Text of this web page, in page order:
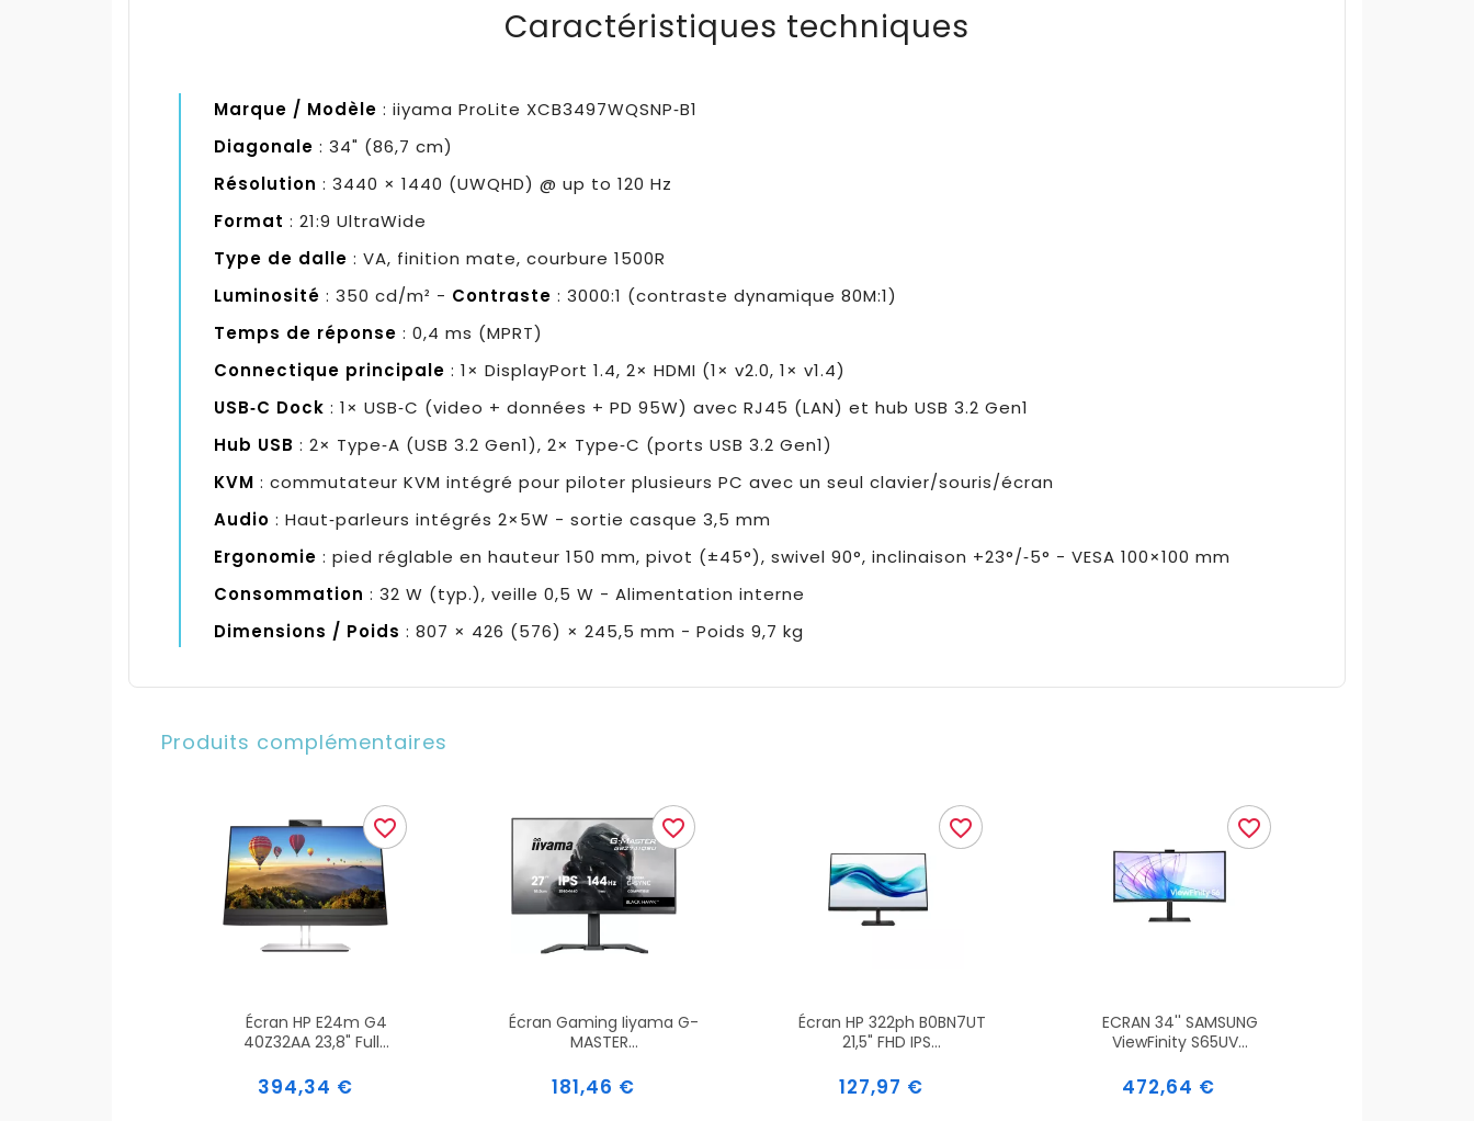
Caractéristiques techniques
Marque / Modèle : iiyama ProLite XCB3497WQSNP‑B1
Diagonale : 34" (86,7 cm)
Résolution : 3440 × 1440 (UWQHD) @ up to 120 Hz
Format : 21:9 UltraWide
Type de dalle : VA, finition mate, courbure 1500R
Luminosité : 350 cd/m² - Contraste : 3000:1 (contraste dynamique 80M:1)
Temps de réponse : 0,4 ms (MPRT)
Connectique principale : 1× DisplayPort 1.4, 2× HDMI (1× v2.0, 1× v1.4)
USB‑C Dock : 1× USB‑C (video + données + PD 95W) avec RJ45 (LAN) et hub USB 3.2 Gen1
Hub USB : 2× Type‑A (USB 3.2 Gen1), 2× Type‑C (ports USB 3.2 Gen1)
KVM : commutateur KVM intégré pour piloter plusieurs PC avec un seul clavier/souris/écran
Audio : Haut‑parleurs intégrés 2×5W - sortie casque 3,5 mm
Ergonomie : pied réglable en hauteur 150 mm, pivot (±45°), swivel 90°, inclinaison +23°/‑5° - VESA 100×100 mm
Consommation : 32 W (typ.), veille 0,5 W - Alimentation interne
Dimensions / Poids : 807 × 426 (576) × 245,5 mm - Poids 9,7 kg
Produits complémentaires
Écran HP E24m G4
40Z32AA 23,8" Full...
Prix
394,34 €
favorite_border
Écran Gaming Iiyama G-
MASTER...
Prix
181,46 €
favorite_border
Écran HP 322ph B0BN7UT
21,5" FHD IPS...
Prix
127,97 €
favorite_border
ECRAN 34'' SAMSUNG
ViewFinity S65UV...
Prix
472,64 €
favorite_border